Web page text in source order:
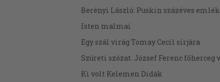
Berényi László: Puskin százéves
Isten malmai
Egy szál virág Tomay Cecil sírjára
Szüreti szózat. József Ferenc főherceg
Ki volt Kelemen Didák